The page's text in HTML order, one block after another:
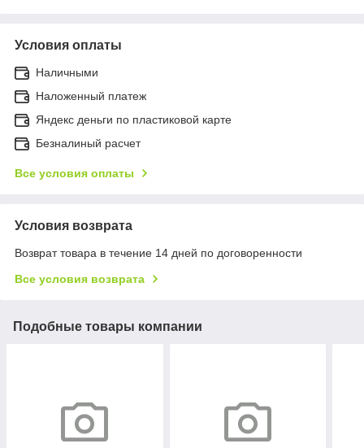
Условия оплаты
Наличными
Наложенный платеж
Яндекс деньги по пластиковой карте
Безналиный расчет
Все условия оплаты
Условия возврата
Возврат товара в течение 14 дней по договоренности
Все условия возврата
Подобные товары компании